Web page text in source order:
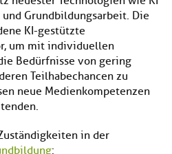
Grundbildungsarbeit. Die
KI-gestützte
um mit individuellen
Bedürfnisse von gering
Teilhabechancen zu
neue Medienkompetenzen
in der
: